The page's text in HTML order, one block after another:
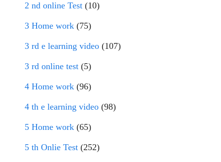
2 nd online Test (10)
3 Home work (75)
3 rd e learning video (107)
3 rd online test (5)
4 Home work (96)
4 th e learning video (98)
5 Home work (65)
5 th Onlie Test (252)